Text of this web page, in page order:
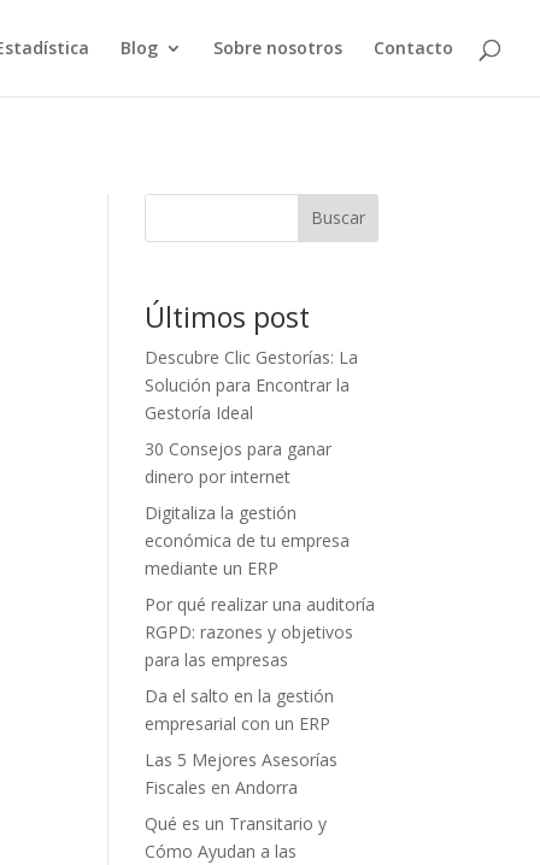
Blog Sobre nosotros Contacto
Buscar
Últimos post
Descubre Clic Gestorías: La
Solución para Encontrar la
Gestoría Ideal
30 Consejos para ganar
dinero por internet
Digitaliza la gestión
económica de tu empresa
mediante un ERP
Por qué realizar una auditoría
RGPD: razones y objetivos
para las empresas
Da el salto en la gestión
empresarial con un ERP
Las 5 Mejores Asesorías
Fiscales en Andorra
Qué es un Transitario y
Cómo Ayudan a las